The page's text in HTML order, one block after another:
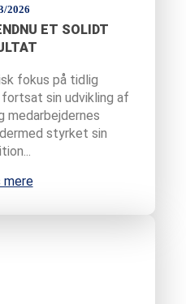
2026
ET SOLIDT
fokus på tidlig
sin udvikling af
medarbejdernes
styrket sin